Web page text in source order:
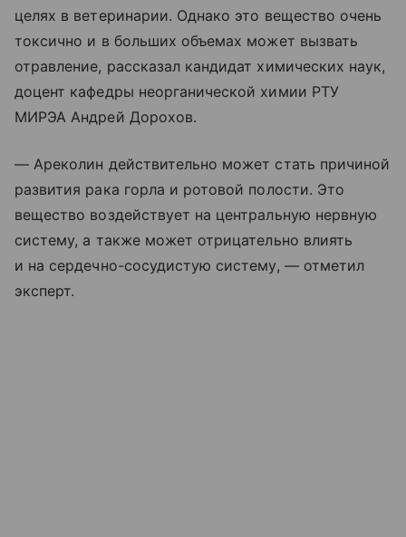
целях в ветеринарии. Однако это вещество очень
токсично и в больших объемах может вызвать
отравление, рассказал кандидат химических наук,
доцент кафедры неорганической химии РТУ
МИРЭА Андрей Дорохов.
— Ареколин действительно может стать причиной
развития рака горла и ротовой полости. Это
вещество воздействует на центральную нервную
систему, а также может отрицательно влиять
и на сердечно-сосудистую систему, — отметил
эксперт.